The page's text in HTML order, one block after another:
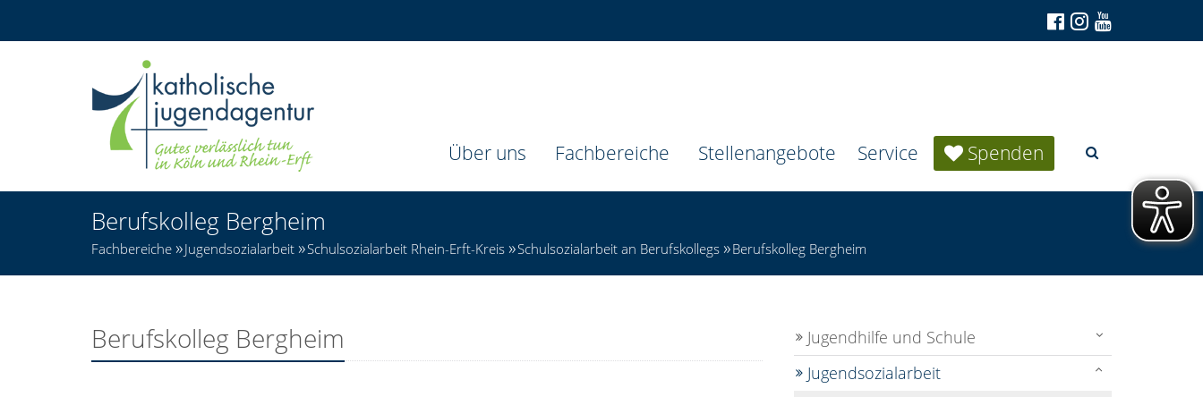
Über uns Fachbereiche Stellenangebote Service Spenden
Berufskolleg Bergheim
Fachbereiche Jugendsozialarbeit Schulsozialarbeit Rhein-Erft-Kreis Schulsozialarbeit an Berufskollegs Berufskolleg Bergheim
Berufskolleg Bergheim
Jugendhilfe und Schule
Jugendsozialarbeit